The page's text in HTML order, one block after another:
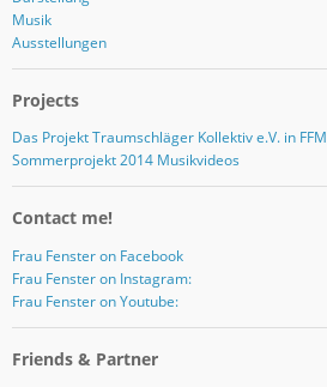
Musik
Ausstellungen
Projects
Das Projekt Traumschläger Kollektiv e.V. in FFM
Sommerprojekt 2014 Musikvideos
Contact me!
Frau Fenster on Facebook
Frau Fenster on Instagram:
Frau Fenster on Youtube:
Friends & Partner